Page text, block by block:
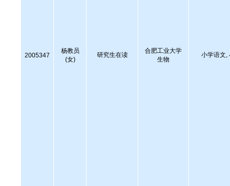
2005347
杨教员
(女)
研究生在读
合肥工业大学
生物
小学语文,